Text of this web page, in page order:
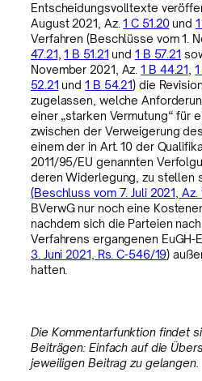
Entscheidungsvolltexte
August 2021, Az.1 C 51.20und
Verfahren (Beschlüsse vom 1.
47.21,1 B 51.21 und 1 B 57.21
November 2021, Az.1 B 44.21,
52.21 und 1 B 54.21) die
zugelassen, welche
einer „starken Vermutung“ für
zwischen der Verweigerung
einem der in Art. 10 der
2011/95/EU genannten
deren Widerlegung, zu stellen
(Beschluss vom 7. Juli 2021, Az.
BVerwG nur noch eine
nachdem sich die Parteien
Verfahrens ergangenen EuGH-
3. Juni 2021, Rs. C-546/19)
hatten.
Die Kommentarfunktion findet
Beiträgen: Einfach auf die
jeweiligen Beitrag zu gelangen.